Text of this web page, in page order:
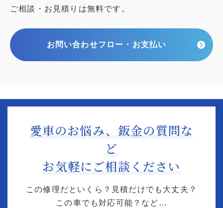
ご相談・お見積りは無料です。
お問い合わせフロー・お支払い
愛車のお悩み、鈑金の質問な
ど
お気軽にご相談ください
この修理だといくら？見積だけでも大丈夫？
この車でも対応可能？など…